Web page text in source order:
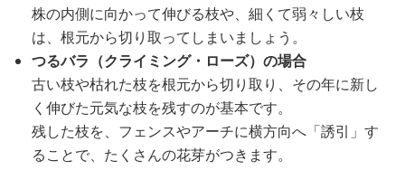
株の内側に向かって伸びる枝や、細くて弱々しい枝
は、根元から切り取ってしまいましょう。
つるバラ（クライミング・ローズ）の場合
古い枝や枯れた枝を根元から切り取り、その年に新し
く伸びた元気な枝を残すのが基本です。
残した枝を、フェンスやアーチに横方向へ「誘引」す
ることで、たくさんの花芽がつきます。